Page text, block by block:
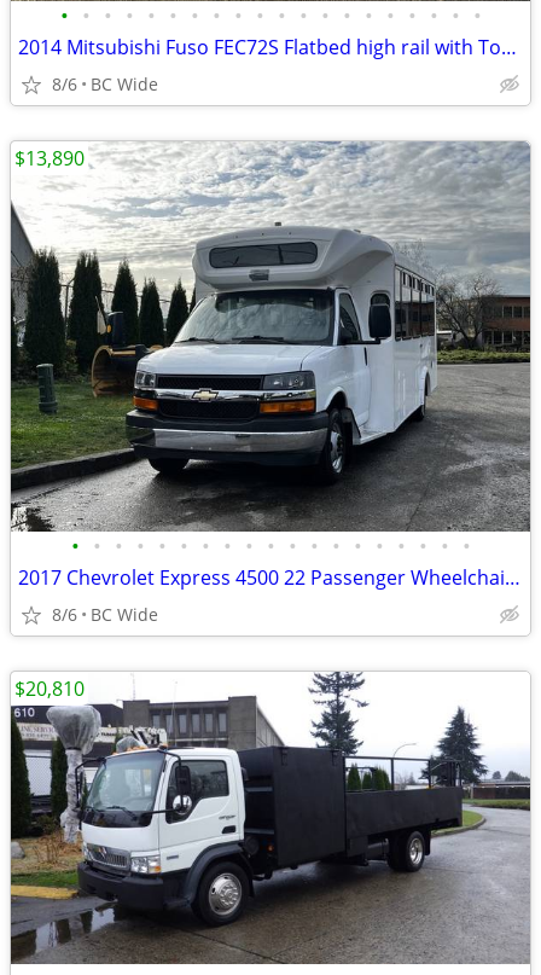
• • • • • • • • • • • • • • • • • • • •
2014 Mitsubishi Fuso FEC72S Flatbed high rail with Tommy li
8/6 BC Wide
• • • • • • • • • • • • • • • • • • •
2017 Chevrolet Express 4500 22 Passenger Wheelchair Accessible Shuttle
8/6 BC Wide
$13,890
$20,810